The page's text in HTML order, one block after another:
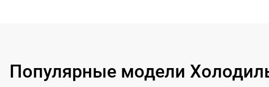
Популярные модели